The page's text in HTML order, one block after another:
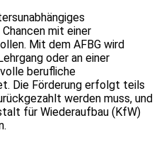
mit einer
Mit dem AFBG wird
oder an einer
berufliche
Die Förderung erfolgt teils
werden muss, und
für Wiederaufbau (KfW)